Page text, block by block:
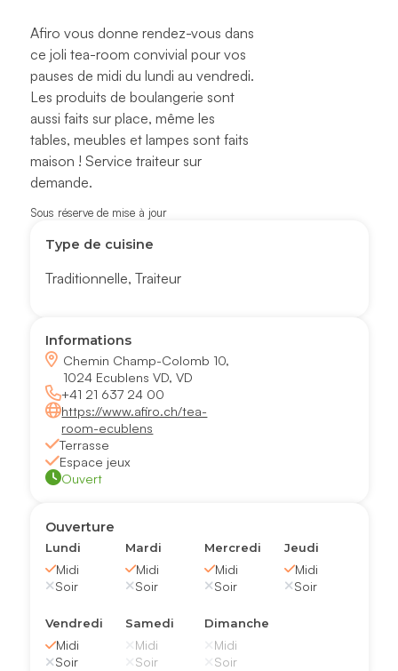
Afiro vous donne rendez-vous dans
ce joli tea-room convivial pour vos
pauses de midi du lundi au vendredi.
Les produits de boulangerie sont
aussi faits sur place, même les
tables, meubles et lampes sont faits
maison ! Service traiteur sur
demande.
Sous réserve de mise à jour
Type de cuisine
Traditionnelle,Traiteur
Informations
Chemin Champ-Colomb 10,
1024 Ecublens VD, VD
+41 21 637 24 00
https://www.afiro.ch/tea-
room-ecublens
Terrasse
Espace jeux
Ouvert
Ouverture
Lundi
Midi
Soir
Mardi
Midi
Soir
Mercredi
Midi
Soir
Jeudi
Midi
Soir
Vendredi
Midi
Soir
Samedi
Midi
Soir
Dimanche
Midi
Soir